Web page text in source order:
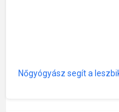
Nőgyógyász segít a